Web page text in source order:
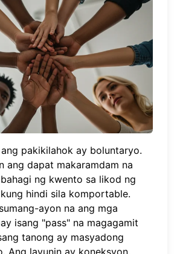
pakikilahok ay boluntaryo.
ang dapat makaramdam na
ng kwento sa likod ng
hindi sila komportable.
ayon na ang mga
isang "pass" na magagamit
tanong ay masyadong
Ang layunin ay koneksyon,